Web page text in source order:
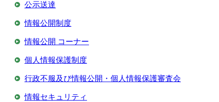
公示送達
情報公開制度
情報公開 コーナー
個人情報保護制度
行政不服及び情報公開・個人情報保護審査会
情報セキュリティ